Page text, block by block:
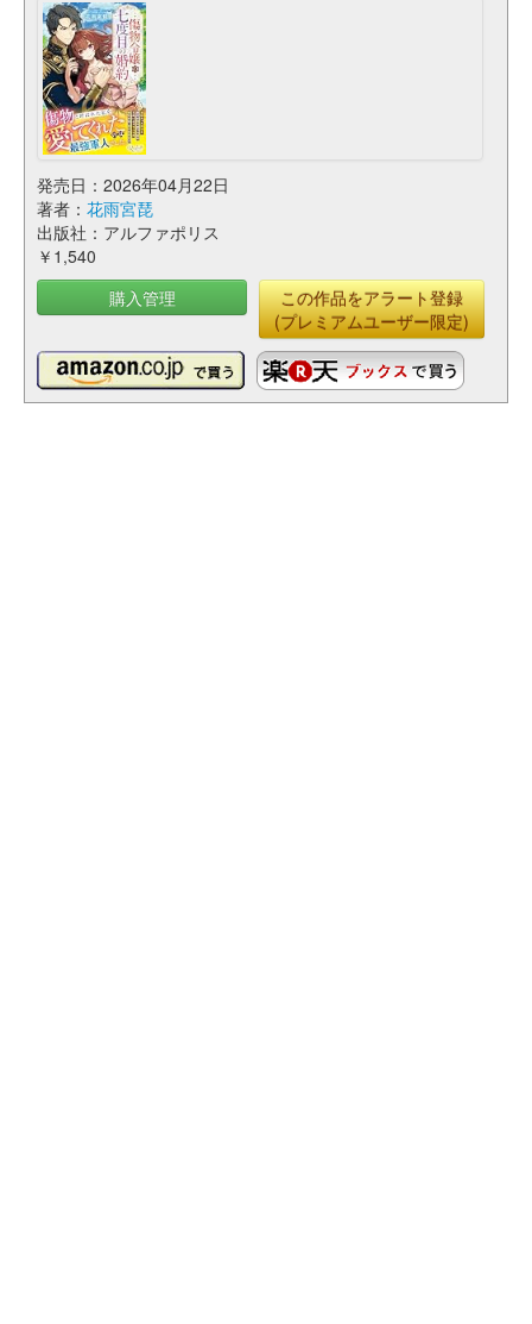
発売日：2026年04月22日
著者： 花雨宮琵
出版社：アルファポリス
￥1,540
購入管理
この作品をアラート登録
(プレミアムユーザー限定)